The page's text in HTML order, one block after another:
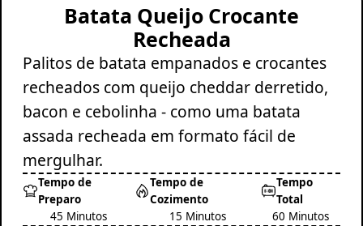
Batata Queijo Crocante
Recheada
Palitos de batata empanados e crocantes
recheados com queijo cheddar derretido,
bacon e cebolinha - como uma batata
assada recheada em formato fácil de
mergulhar.
Tempo de
Preparo
45 Minutos
Tempo de
Cozimento
15 Minutos
Tempo
Total
60 Minutos